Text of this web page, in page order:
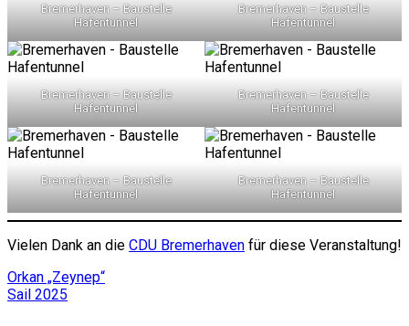
Bremerhaven – Baustelle
Hafentunnel
Bremerhaven – Baustelle
Hafentunnel
Bremerhaven – Baustelle
Hafentunnel
Bremerhaven – Baustelle
Hafentunnel
Bremerhaven – Baustelle
Hafentunnel
Bremerhaven – Baustelle
Hafentunnel
Vielen Dank an die CDU Bremerhaven für diese Veranstaltung!
Beitragsnavigation
Orkan „Zeynep“
Sail 2025